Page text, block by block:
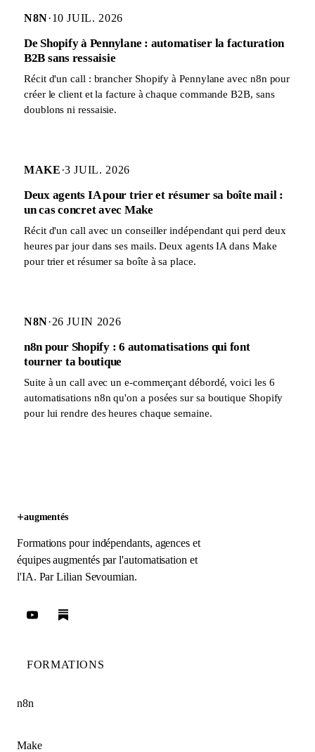
N8N·10 JUIL. 2026
De Shopify à Pennylane : automatiser la facturation
B2B sans ressaisie
Récit d'un call : brancher Shopify à Pennylane avec n8n pour
créer le client et la facture à chaque commande B2B, sans
doublons ni ressaisie.
MAKE·3 JUIL. 2026
Deux agents IA pour trier et résumer sa boîte mail :
un cas concret avec Make
Récit d'un call avec un conseiller indépendant qui perd deux
heures par jour dans ses mails. Deux agents IA dans Make
pour trier et résumer sa boîte à sa place.
N8N·26 JUIN 2026
n8n pour Shopify : 6 automatisations qui font
tourner ta boutique
Suite à un call avec un e-commerçant débordé, voici les 6
automatisations n8n qu'on a posées sur sa boutique Shopify
pour lui rendre des heures chaque semaine.
+augmentés
Formations pour indépendants, agences et
équipes augmentés par l'automatisation et
l'IA. ParLilian Sevoumian.
FORMATIONS
n8n
Make